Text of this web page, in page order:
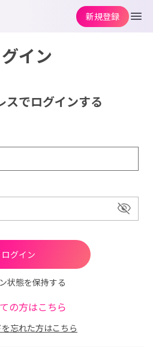
イン
スでログインする
状態を保持する
の方はこちら
忘れた方はこちら
新規登録